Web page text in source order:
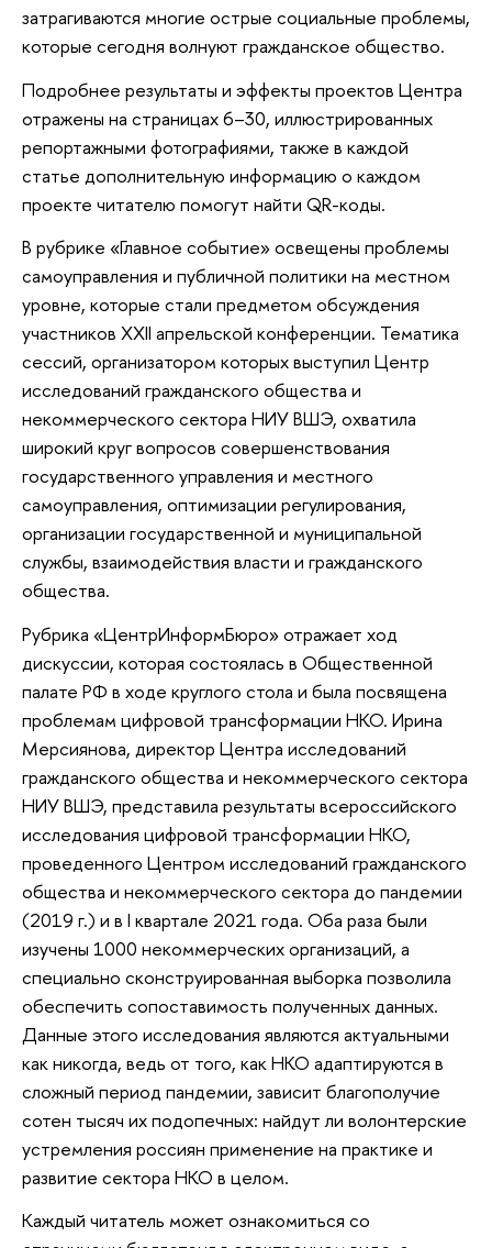
затрагиваются многие острые социальные проблемы,
которые сегодня волнуют гражданское общество.
Подробнее результаты и эффекты проектов Центра
отражены на страницах 6–30, иллюстрированных
репортажными фотографиями, также в каждой
статье дополнительную информацию о каждом
проекте читателю помогут найти QR-коды.
В рубрике «Главное событие» освещены проблемы
самоуправления и публичной политики на местном
уровне, которые стали предметом обсуждения
участников XXII апрельской конференции. Тематика
сессий, организатором которых выступил Центр
исследований гражданского общества и
некоммерческого сектора НИУ ВШЭ, охватила
широкий круг вопросов совершенствования
государственного управления и местного
самоуправления, оптимизации регулирования,
организации государственной и муниципальной
службы, взаимодействия власти и гражданского
общества.
Рубрика «ЦентрИнформБюро» отражает ход
дискуссии, которая состоялась в Общественной
палате РФ в ходе круглого стола и была посвящена
проблемам цифровой трансформации НКО. Ирина
Мерсиянова, директор Центра исследований
гражданского общества и некоммерческого сектора
НИУ ВШЭ, представила результаты всероссийского
исследования цифровой трансформации НКО,
проведенного Центром исследований гражданского
общества и некоммерческого сектора до пандемии
(2019 г.) и в I квартале 2021 года. Оба раза были
изучены 1000 некоммерческих организаций, а
специально сконструированная выборка позволила
обеспечить сопоставимость полученных данных.
Данные этого исследования являются актуальными
как никогда, ведь от того, как НКО адаптируются в
сложный период пандемии, зависит благополучие
сотен тысяч их подопечных: найдут ли волонтерские
устремления россиян применение на практике и
развитие сектора НКО в целом.
Каждый читатель может ознакомиться со